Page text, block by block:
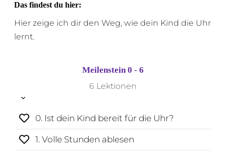
Das findest du hier:
Hier zeige ich dir den Weg, wie dein Kind die Uhr
lernt.
Meilenstein 0 - 6
6 Lektionen
0. Ist dein Kind bereit für die Uhr?
1. Volle Stunden ablesen